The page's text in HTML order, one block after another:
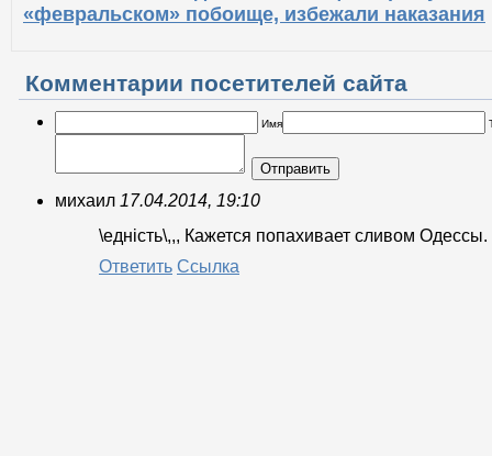
«февральском» побоище, избежали наказания
Комментарии посетителей сайта
Имя
Отправить
михаил 17.04.2014, 19:10
\еднiсть\,,, Кажется попахивает сливом Одессы.
Ответить Ссылка